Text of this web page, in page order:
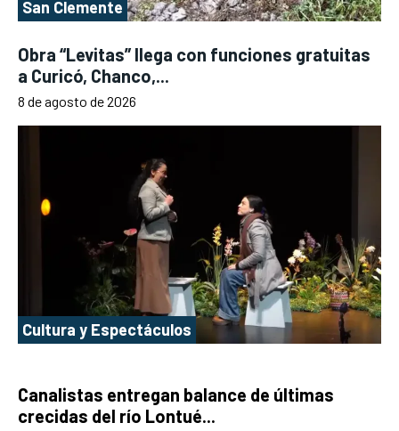
San Clemente
Obra “Levitas” llega con funciones gratuitas
a Curicó, Chanco,...
8 de agosto de 2026
Cultura y Espectáculos
Canalistas entregan balance de últimas
crecidas del río Lontué...